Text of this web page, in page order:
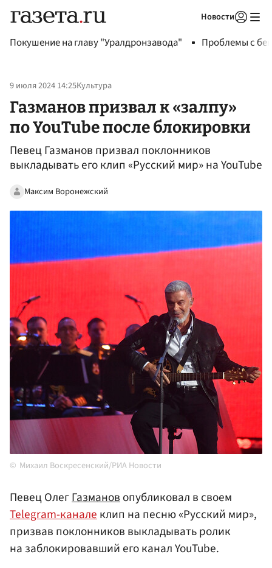
Новости
Покушение на главу "Уралдронзавода" Проблемы с
9 июля 2024 14:25Культура
Газманов призвал к «залпу»
по YouTube после блокировки
Певец Газманов призвал поклонников
выкладывать его клип «Русский мир» на YouTube
Максим Воронежский
Михаил Воскресенский/РИА Новости
Певец ОлегГазмановопубликовал в своем
Telegram-каналеклип на песню «Русский мир»,
призвав поклонников выкладывать ролик
на заблокировавший его канал YouTube.